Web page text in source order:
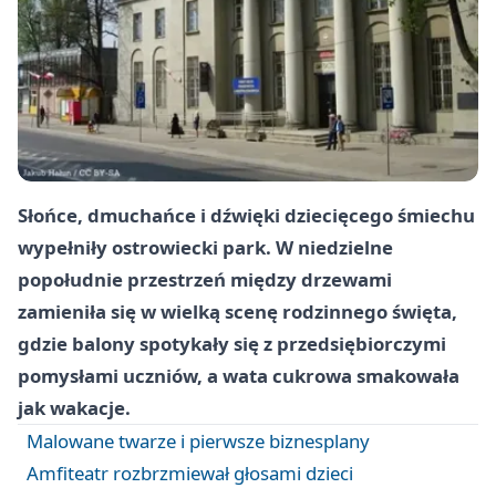
Słońce, dmuchańce i dźwięki dziecięcego śmiechu
wypełniły ostrowiecki park. W niedzielne
popołudnie przestrzeń między drzewami
zamieniła się w wielką scenę rodzinnego święta,
gdzie balony spotykały się z przedsiębiorczymi
pomysłami uczniów, a wata cukrowa smakowała
jak wakacje.
Malowane twarze i pierwsze biznesplany
Amfiteatr rozbrzmiewał głosami dzieci